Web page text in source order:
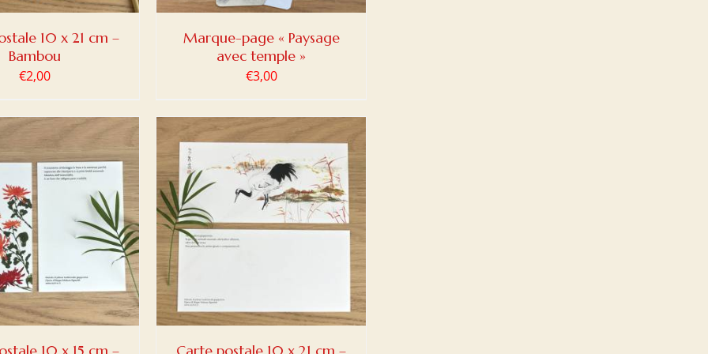
10 x 21 cm –
Bambou
€2,00
Marque-page « Paysage
avec temple »
€3,00
AU PANIER / DETAILS